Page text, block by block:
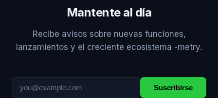
Mantente al día
Recibe avisos sobre nuevas funciones,
lanzamientos y el creciente ecosistema -metry.
Suscribirse